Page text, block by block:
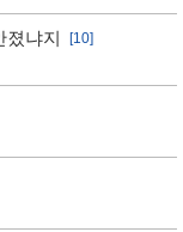
졌냐지
[10]